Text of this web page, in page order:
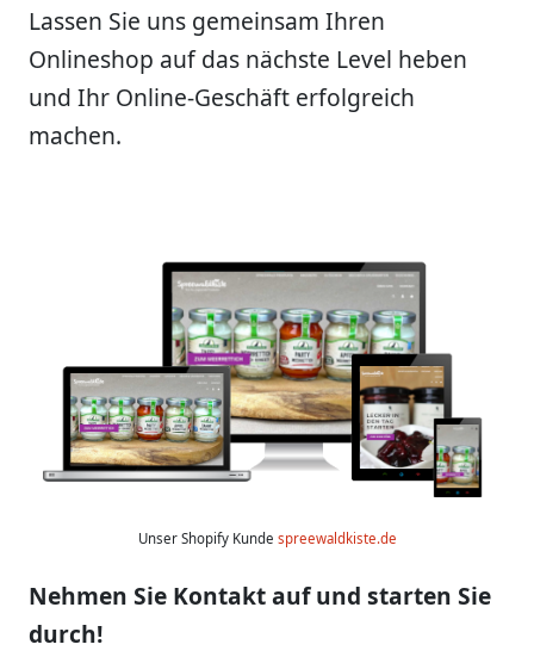
Lassen Sie uns gemeinsam Ihren
Onlineshop auf das nächste Level heben
und Ihr Online-Geschäft erfolgreich
machen.
Unser Shopify Kunde spreewaldkiste.de
Nehmen Sie Kontakt auf und starten Sie
durch!